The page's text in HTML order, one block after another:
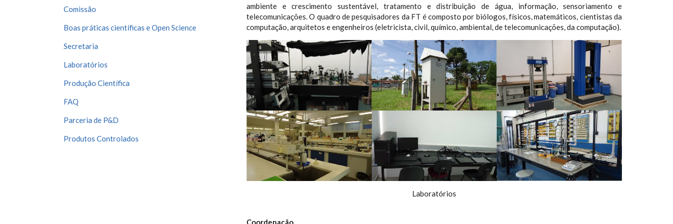
Comissão
Boas práticas científicas e Open Science
Secretaria
Laboratórios
Produção Científica
FAQ
Parceria de P&D
Produtos Controlados
ambiente e crescimento sustentável, tratamento e distribuição de água, informação, sensoriamento e
telecomunicações. O quadro de pesquisadores da FT é composto por biólogos, físicos, matemáticos, cientistas da
computação, arquitetos e engenheiros (eletricista, civil, químico, ambiental, de telecomunicações, da computação).
Laboratórios
Coordenação